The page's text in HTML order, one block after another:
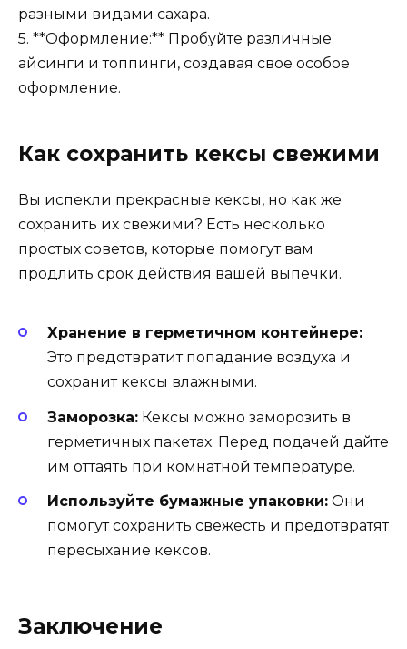
разными видами сахара.
5. **Оформление:** Пробуйте различные
айсинги и топпинги, создавая свое особое
оформление.
Как сохранить кексы свежими
Вы испекли прекрасные кексы, но как же
сохранить их свежими? Есть несколько
простых советов, которые помогут вам
продлить срок действия вашей выпечки.
Хранение в герметичном контейнере:
Это предотвратит попадание воздуха и
сохранит кексы влажными.
Заморозка: Кексы можно заморозить в
герметичных пакетах. Перед подачей дайте
им оттаять при комнатной температуре.
Используйте бумажные упаковки: Они
помогут сохранить свежесть и предотвратят
пересыхание кексов.
Заключение